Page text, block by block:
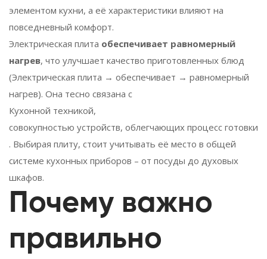
элементом кухни, а её характеристики влияют на
повседневный комфорт.
Электрическая плита обеспечивает равномерный
нагрев, что улучшает качество приготовленных блюд
(Электрическая плита → обеспечивает → равномерный
нагрев). Она тесно связана с
Кухонной техникой,
совокупностью устройств, облегчающих процесс готовки
. Выбирая плиту, стоит учитывать её место в общей
системе кухонных приборов – от посуды до духовых
шкафов.
Почему важно
правильно